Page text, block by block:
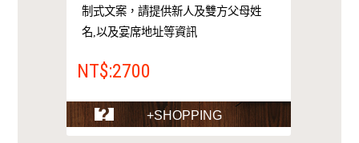
制式文案，請提供新人及雙方父母姓
名,以及宴席地址等資訊
NT$:2700
+SHOPPING